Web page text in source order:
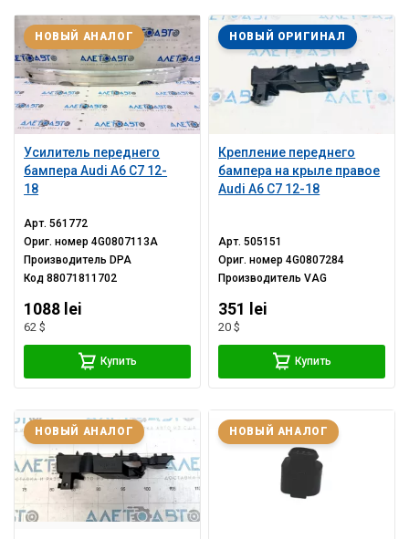
Усилитель переднего
бампера Audi A6 C7 12-
18
НОВЫЙ АНАЛОГ
Арт.561772
Ориг. номер4G0807113A
Производитель DPA
Код88071811702
1088 lei
62 $
Купить
Крепление переднего
бампера на крыле правое
Audi A6 C7 12-18
НОВЫЙ ОРИГИНАЛ
Арт.505151
Ориг. номер4G0807284
ПроизводительVAG
351 lei
20 $
Купить
НОВЫЙ АНАЛОГ НОВЫЙ АНАЛОГ